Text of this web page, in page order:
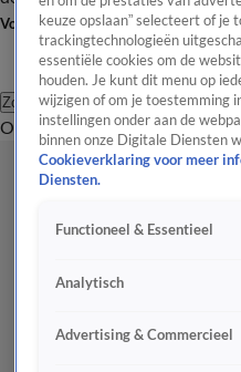
Volg Shownieuws
Zoeken
OverzichtEntertainment
keuze opslaan” selecteert of
trackingtechnologieën
essentiële cookies om de
houden. Je kunt dit menu op
wijzigen of om je toestemming
instellingen onder aan de
binnen onze Digitale Diensten
Cookieverklaring voor meer
Diensten.
Functioneel & Essentieel
Analytisch
Advertising & Commercieel